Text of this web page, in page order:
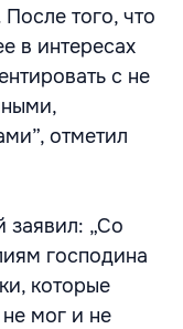
того, что
в интересах
с не
отметил
заявил: „Со
господина
которые
мог и не